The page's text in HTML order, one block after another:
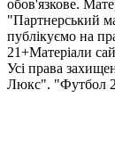
обов'язкове.
"Партнерський
публікуємо на
21+Матеріали
Усi права
Люкс". "Футбол